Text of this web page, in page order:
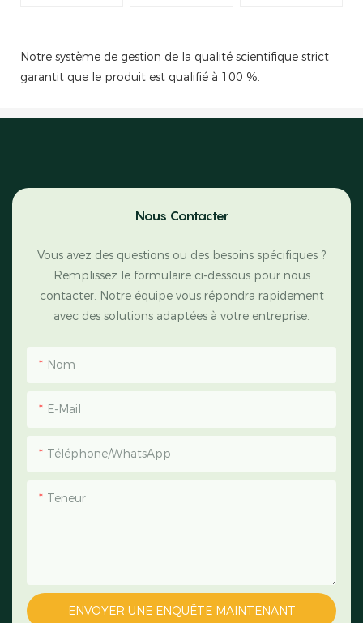
Notre système de gestion de la qualité scientifique strict
garantit que le produit est qualifié à 100 %.
Nous Contacter
Vous avez des questions ou des besoins spécifiques ?
Remplissez le formulaire ci-dessous pour nous
contacter. Notre équipe vous répondra rapidement
avec des solutions adaptées à votre entreprise.
Nom
E-Mail
Téléphone/WhatsApp
Teneur
ENVOYER UNE ENQUÊTE MAINTENANT